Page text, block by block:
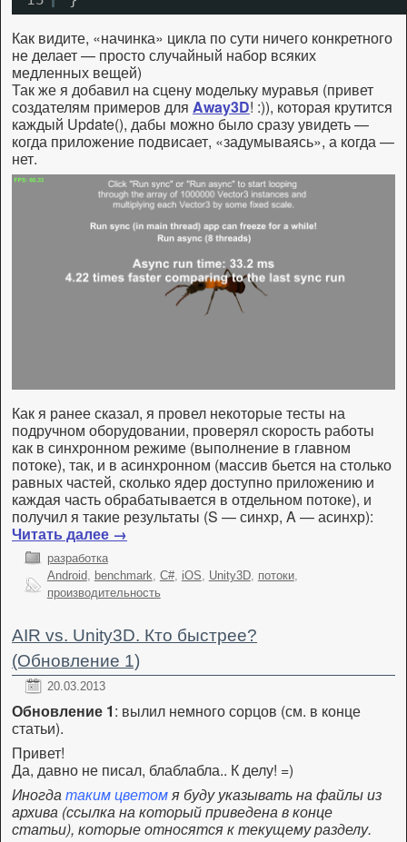
Как видите, «начинка» цикла по сути ничего конкретного
не делает — просто случайный набор всяких
медленных вещей)
Так же я добавил на сцену модельку муравья (привет
создателям примеров для Away3D! :)), которая крутится
каждый Update(), дабы можно было сразу увидеть —
когда приложение подвисает, «задумываясь», а когда —
нет.
Как я ранее сказал, я провел некоторые тесты на
подручном оборудовании, проверял скорость работы
как в синхронном режиме (выполнение в главном
потоке), так, и в асинхронном (массив бьется на столько
равных частей, сколько ядер доступно приложению и
каждая часть обрабатывается в отдельном потоке), и
получил я такие результаты (S — синхр, A — асинхр):
Читать далее →
разработка
Android, benchmark C#, iOS Unity3D, потоки,
производительность
AIR vs. Unity3D. Кто быстрее?
(Обновление 1)
20.03.2013
Обновление 1: вылил немного сорцов (см. в конце
статьи).
Привет!
Да, давно не писал, блаблабла.. К делу! =)
Иногдатаким цветомя буду указывать на файлы из
архива (ссылка на который приведена в конце
статьи), которые относятся к текущему разделу.